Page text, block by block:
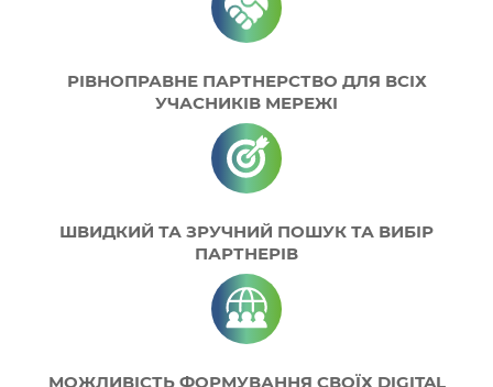
РІВНОПРАВНЕ ПАРТНЕРСТВО ДЛЯ ВСІХ
УЧАСНИКІВ МЕРЕЖІ
ШВИДКИЙ ТА ЗРУЧНИЙ ПОШУК ТА ВИБІР
ПАРТНЕРІВ
МОЖЛИВІСТЬ ФОРМУВАННЯ СВОЇХ DIGITAL